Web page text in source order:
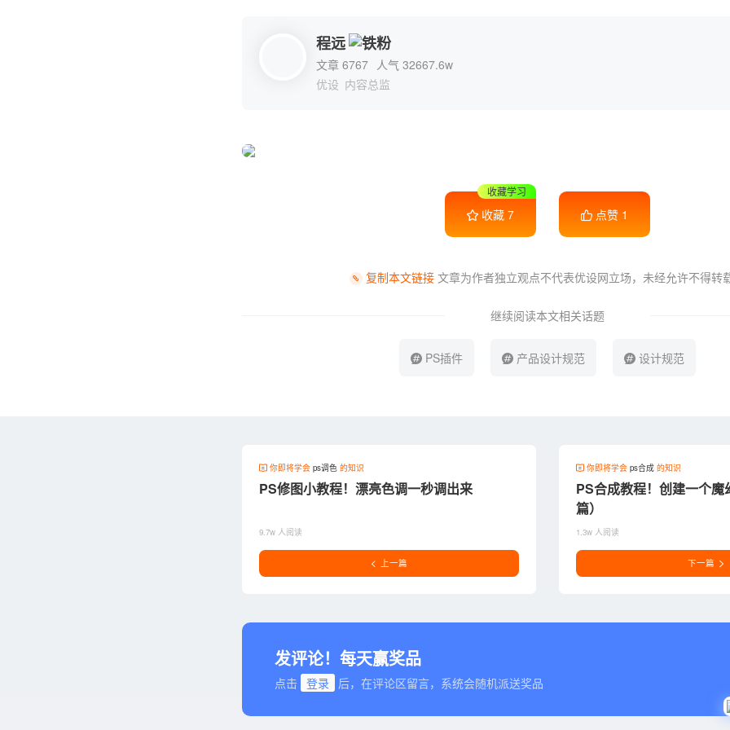
程远
文章 6767 人气 32667.6w
优设 内容总监
收藏 7
干货满满
点赞 1
复制本文链接 文章为作者独立观点不代表优设网立场， 未经允许不得转
继续阅读本文相关话题
PS插件 产品设计规范 设计规范
你即将学会 ps调色的知识
PS修图小教程！漂亮色调一秒调出来
9.7w 人阅读
上一篇
你即将学会 ps合成的知识
PS合成教程！创建一个魔
篇）
1.3w 人阅读
下一篇
发评论！每天赢奖品
点击 登录 后，在评论区留言，系统会随机派送奖品